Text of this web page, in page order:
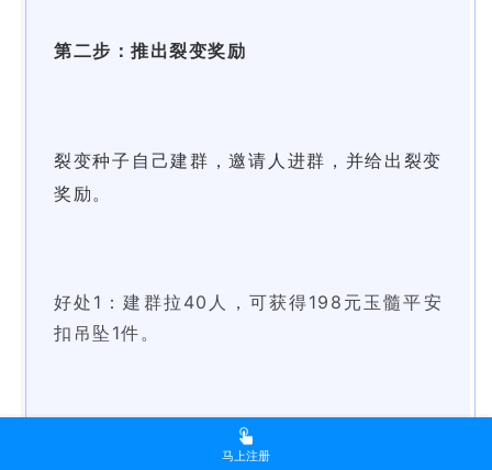
第二步：推出裂变奖励
裂变种子自己建群，邀请人进群，并给出裂变
奖励。
好处1：建群拉40人， 可获得198元玉髓平安
扣吊坠1件。
好处2：建群拉100人，
3D彩雕平安扣玉璧1件。
马上注册